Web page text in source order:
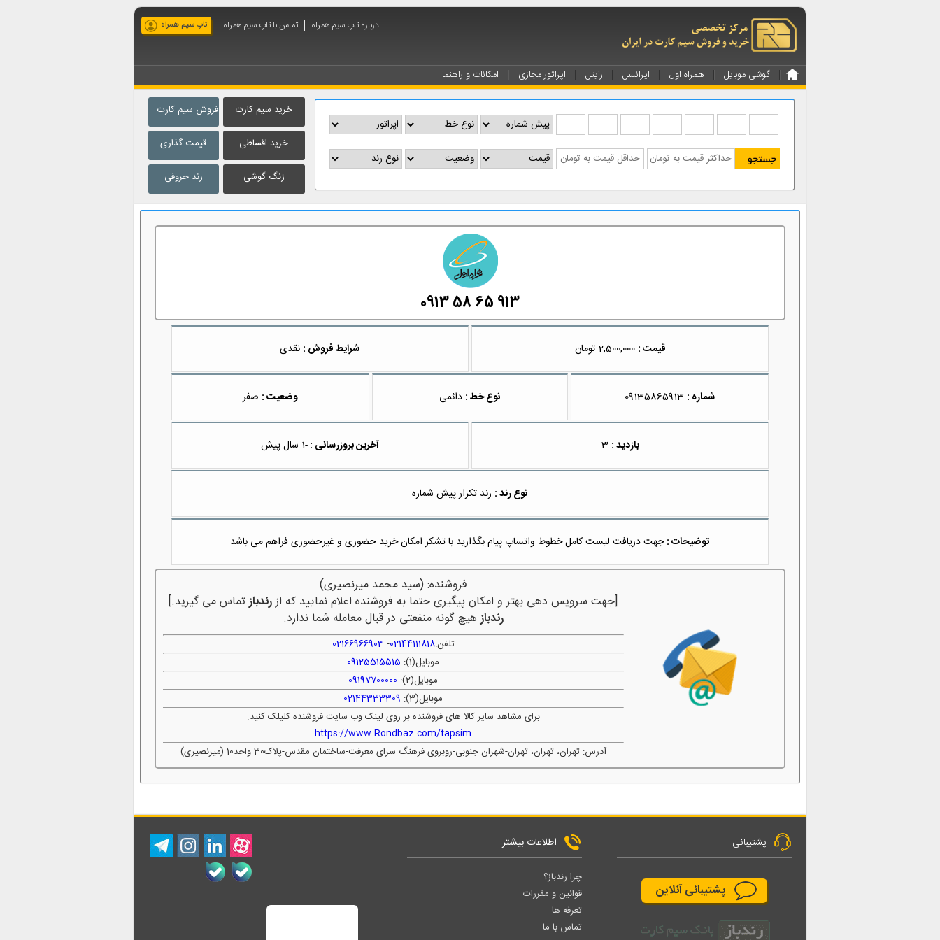
تاپ سیم همراه درباره تاپ سیم همراه تماس با تاپ سیم همراه
گوشی موبایل همراه اول ایرانسل رایتل اپراتور مجازی امکانات و راهنما
فروش سیم کارت
قیمت گذاری
رند حروفی
خرید سیم کارت
خرید اقساطی
زنگ گوشی
0913 58 65 913
قیمت : 2,500,000 تومان شرایط فروش : نقدی
شماره : 09135865913 نوع خط : دائمی وضعیت : صفر
بازدید : آخرین بروزرسانی :-1 سال پیش
نوع رند : رند تکرار پیش شماره
توضیحات :جهت دریافت لیست کامل خطوط واتساپ پیام بگذارید با تشکر امکان خرید حضوری و غیرحضوری فراهم می باشد
فروشنده: (سید محمد میرنصیری)
[جهت سرویس دهی بهتر و امکان پیگیری حتما به فروشنده اعلام نمایید که ازرندبازتماس می گیرید.]
رندبازهیچ گونه منفعتی در قبال معامله شما ندارد.
تلفن:02144111818
-
02166966903
موبایل(1):
09125515515
موبایل(2):
09197700000
موبایل(3):
02144333309
برای مشاهد سایر کالا های فروشنده بر روی لینک وب سایت فروشنده کلیلک کنید.
https://www.Rondbaz.com/tapsim
آدرس: تهران، تهران، تهران-شهران جنوبی-روبروی فرهنگ سرای معرفت-ساختمان مقدس-پلاک30 واحد10 (میرنصیری)
پشتیبانی
پشتیبانی آنلاین
اطلاعات بیشتر
چرا رندباز؟
قوانین و مقررات
تعرفه ها
تماس با ما